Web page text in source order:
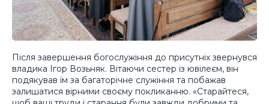
Після завершення богослужіння до присутніх звернувся
владика Ігор Возьняк. Вітаючи сестер із ювілеєм, він
подякував їм за багаторічне служіння та побажав
залишатися вірними своєму покликанню. «Старайтеся,